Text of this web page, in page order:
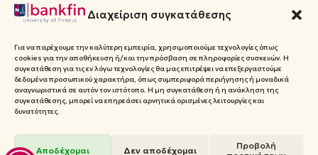
Διαχείριση συγκατάθεσης
Για να παρέχουμε την καλύτερη εμπειρία, χρησιμοποιούμε τεχνολογίες όπως
cookies για την αποθήκευση ή/και την πρόσβαση σε πληροφορίες συσκευών. Η
συγκατάθεση για τις εν λόγω τεχνολογίες θα μας επιτρέψει να επεξεργαστούμε
δεδομένα προσωπικού χαρακτήρα, όπως συμπεριφορά περιήγησης ή μοναδικά
αναγνωριστικά σε αυτόν τον ιστότοπο. Η μη συγκατάθεση ή η ανάκληση της
συγκατάθεσης, μπορεί να επηρεάσει αρνητικά ορισμένες λειτουργίες και
δυνατότητες.
Αποδέχομαι Δεν αποδέχομαι
Προβολή
Δημητρίου 80,
18534,
Πειραιάς
© 2026 Πανεπιστήμιο Πειραιώς,
Τραπεζικής Διοικητικής